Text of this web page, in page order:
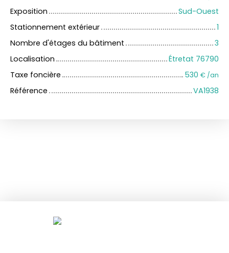
Exposition
Sud-Ouest
Stationnement extérieur
1
Nombre d'étages du bâtiment
3
Localisation
Étretat 76790
Taxe foncière
530 € /an
Référence VA1938